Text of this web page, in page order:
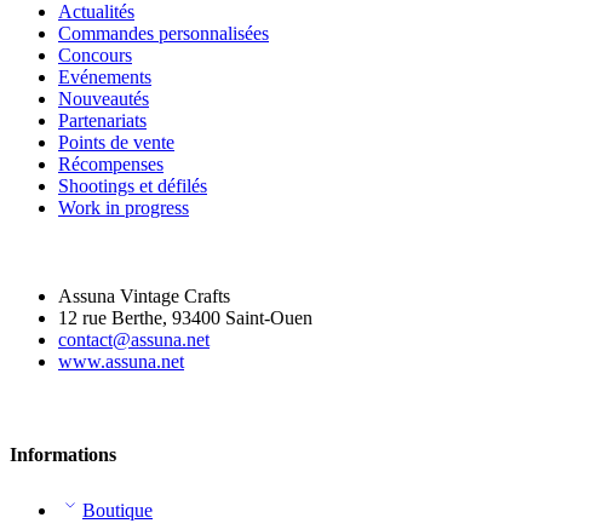
Actualités
Commandes personnalisées
Concours
Evénements
Nouveautés
Partenariats
Points de vente
Récompenses
Shootings et défilés
Work in progress
Assuna Vintage Crafts
12 rue Berthe, 93400 Saint-Ouen
contact@assuna.net
www.assuna.net
Informations
Boutique